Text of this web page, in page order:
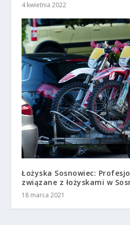
4 kwietnia 2022
Łożyska Sosnowiec:
związane z łożyskami w
18 marca 2021